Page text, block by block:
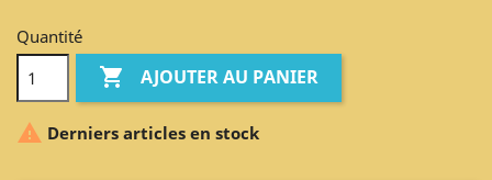
Quantité
 AJOUTER AU PANIER
 Derniers articles en stock